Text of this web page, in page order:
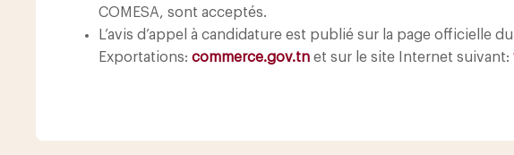
COMESA, sont acceptés.
L’avis d’appel à candidature est publié sur la page officielle
Exportations: commerce.gov.tn et sur le site Internet suivant: